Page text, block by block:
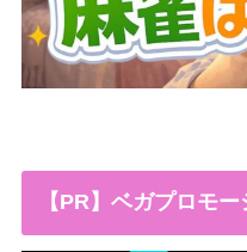
【PR】ベガプロモ